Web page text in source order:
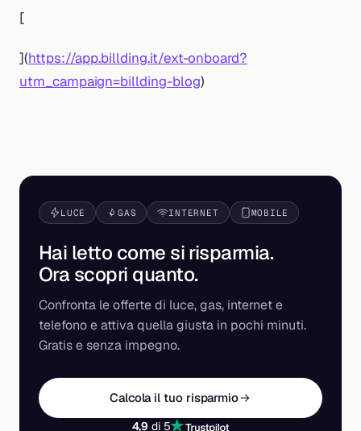
[
](https://app.billding.it/ext-onboard?
utm_campaign=billding-blog)
LUCE GAS INTERNET MOBILE
Hai letto come si risparmia.
Ora scopri quanto.
Confronta le offerte di luce, gas, internet e
telefono e attiva quella giusta in pochi minuti.
Gratis e senza impegno.
Calcola il tuo risparmio
4,9 di 5